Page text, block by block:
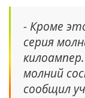
- Кроме
серия
молний
сообщил